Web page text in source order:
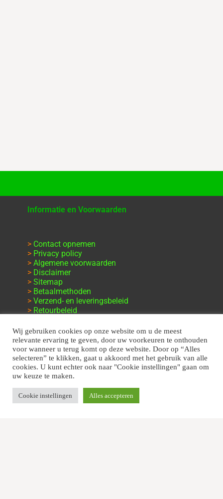
Informatie en Voorwaarden
> Contact opnemen
> Privacy policy
> Algemene voorwaarden
> Disclaimer
> Sitemap
> Betaalmethoden
> Verzend- en leveringsbeleid
> Retourbeleid
Wij gebruiken cookies op onze website om u de meest
relevante ervaring te geven, door uw voorkeuren te onthouden
voor wanneer u terug komt op deze website. Door op “Alles
selecteren” te klikken, gaat u akkoord met het gebruik van alle
cookies. U kunt echter ook naar "Cookie instellingen" gaan om
uw keuze te maken.
Cookie instellingen Alles accepteren